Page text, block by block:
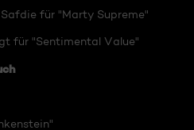
für "Marty Supreme"
für "Sentimental Value"